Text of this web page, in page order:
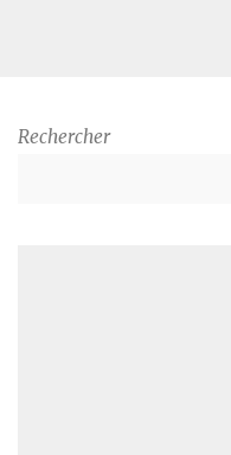
Rechercher